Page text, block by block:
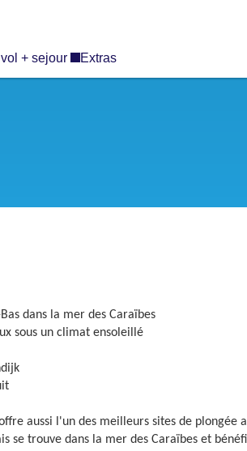
+ sejour Extras
dans la mer des Caraïbes
sous un climat ensoleillé
aussi l'un des meilleurs sites de
se trouve dans la mer des Caraïbes et